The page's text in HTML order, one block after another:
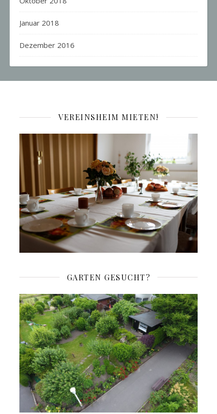
Januar 2018
Dezember 2016
VEREINSHEIM MIETEN!
GARTEN GESUCHT?